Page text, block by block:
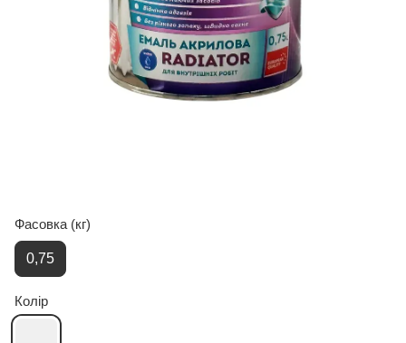
Фасовка (кг)
0,75
Колір